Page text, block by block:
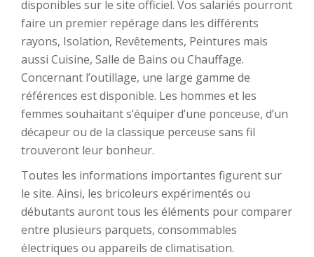
disponibles sur le site officiel. Vos salariés pourront
faire un premier repérage dans les différents
rayons, Isolation, Revêtements, Peintures mais
aussi Cuisine, Salle de Bains ou Chauffage.
Concernant l’outillage, une large gamme de
références est disponible. Les hommes et les
femmes souhaitant s’équiper d’une ponceuse, d’un
décapeur ou de la classique perceuse sans fil
trouveront leur bonheur.
Toutes les informations importantes figurent sur
le site. Ainsi, les bricoleurs expérimentés ou
débutants auront tous les éléments pour comparer
entre plusieurs parquets, consommables
électriques ou appareils de climatisation.